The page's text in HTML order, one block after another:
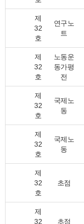
제
32
호
연구노
트
제
32
호
노동운
동가평
전
제
32
호
국제노
동
제
32
호
국제노
동
제
32
호
초점
제
32
초점